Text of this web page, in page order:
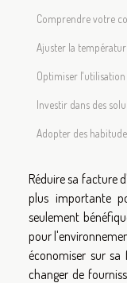
Comprendre votre
Ajuster la
Optimiser
Investir dans des
Adopter des
Réduire sa facture
plus importante
seulement
pour
économiser sur sa
changer de